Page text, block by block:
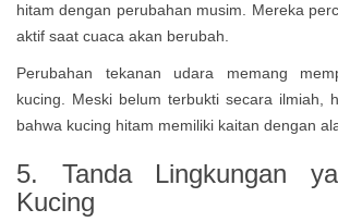
hitam dengan perubahan musim. Mereka
aktif saat cuaca akan berubah.
Perubahan tekanan udara memang
kucing. Meski belum terbukti secara ilmiah,
bahwa kucing hitam memiliki kaitan dengan
5. Tanda Lingkungan
Kucing